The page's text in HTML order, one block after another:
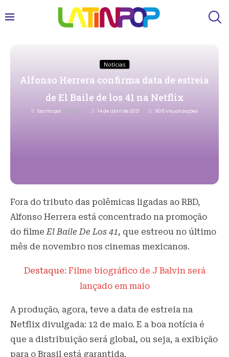
Notícias
Alfonso Herrera confirma data de estreia
de El Baile de los 41 na Netflix
Escrito por Redacao 14 de abril de 2021 906Visualizações
Fora do tributo das polêmicas ligadas ao RBD,
Alfonso Herrera está concentrado na promoção
do filme El Baile De Los 41, que estreou no último
mês de novembro nos cinemas mexicanos.
Destaque: Filme biográfico de J Balvin será
lançado em maio
A produção, agora, teve a data de estreia na
Netflix divulgada: 12 de maio. E a boa notícia é
que a distribuição será global, ou seja, a exibição
para o Brasil está garantida.